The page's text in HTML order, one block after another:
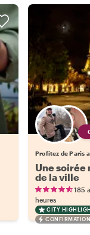
Profitez de Paris
Une soirée
de la ville
185
heures
CITY